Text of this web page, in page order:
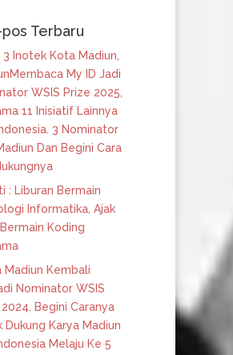
Terbaru
3 Inotek Kota Madiun,
My ID Jadi
WSIS Prize 2025,
11 Inisiatif Lainnya
3 Nominator
Dan Begini Cara
: Liburan Bermain
Informatika, Ajak
Koding
Madiun Kembali
Nominator WSIS
Begini Caranya
Dukung Karya Madiun
Melaju Ke 5